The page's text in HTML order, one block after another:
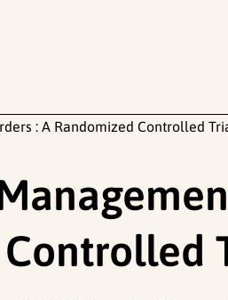
: A Randomized Controlled
Controlled